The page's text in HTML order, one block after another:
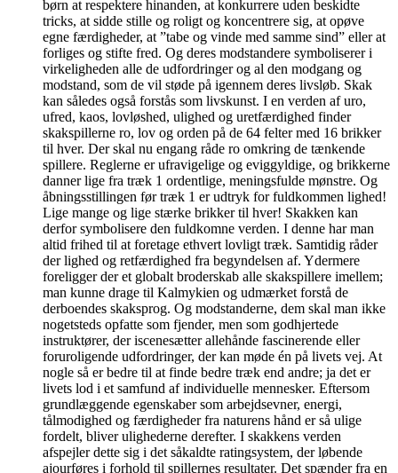
børn at respektere hinanden, at konkurrere uden beskidte
tricks, at sidde stille og roligt og koncentrere sig, at opøve
egne færdigheder, at ”tabe og vinde med samme sind” eller at
forliges og stifte fred. Og deres modstandere symboliserer i
virkeligheden alle de udfordringer og al den modgang og
modstand, som de vil støde på igennem deres livsløb. Skak
kan således også forstås som livskunst. I en verden af uro,
ufred, kaos, lovløshed, ulighed og uretfærdighed finder
skakspillerne ro, lov og orden på de 64 felter med 16 brikker
til hver. Der skal nu engang råde ro omkring de tænkende
spillere. Reglerne er ufravigelige og eviggyldige, og brikkerne
danner lige fra træk 1 ordentlige, meningsfulde mønstre. Og
åbningsstillingen før træk 1 er udtryk for fuldkommen lighed!
Lige mange og lige stærke brikker til hver! Skakken kan
derfor symbolisere den fuldkomne verden. I denne har man
altid frihed til at foretage ethvert lovligt træk. Samtidig råder
der lighed og retfærdighed fra begyndelsen af. Ydermere
foreligger der et globalt broderskab alle skakspillere imellem;
man kunne drage til Kalmykien og udmærket forstå de
derboendes skaksprog. Og modstanderne, dem skal man ikke
nogetsteds opfatte som fjender, men som godhjertede
instruktører, der iscenesætter allehånde fascinerende eller
foruroligende udfordringer, der kan møde én på livets vej. At
nogle så er bedre til at finde bedre træk end andre; ja det er
livets lod i et samfund af individuelle mennesker. Eftersom
grundlæggende egenskaber som arbejdsevner, energi,
tålmodighed og færdigheder fra naturens hånd er så ulige
fordelt, bliver ulighederne derefter. I skakkens verden
afspejler dette sig i det såkaldte ratingsystem, der løbende
ajourføres i forhold til spillernes resultater. Det spænder fra en